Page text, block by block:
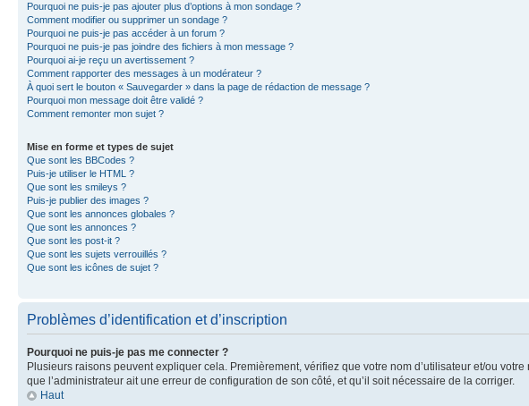
Pourquoi ne puis-je pas ajouter plus d’options à mon sondage ?
Comment modifier ou supprimer un sondage ?
Pourquoi ne puis-je pas accéder à un forum ?
Pourquoi ne puis-je pas joindre des fichiers à mon message ?
Pourquoi ai-je reçu un avertissement ?
Comment rapporter des messages à un modérateur ?
À quoi sert le bouton « Sauvegarder » dans la page de rédaction de message ?
Pourquoi mon message doit être validé ?
Comment remonter mon sujet ?
Mise en forme et types de sujet
Que sont les BBCodes ?
Puis-je utiliser le HTML ?
Que sont les smileys ?
Puis-je publier des images ?
Que sont les annonces globales ?
Que sont les annonces ?
Que sont les post-it ?
Que sont les sujets verrouillés ?
Que sont les icônes de sujet ?
Problèmes d’identification et d’inscription
Pourquoi ne puis-je pas me connecter ?
Plusieurs raisons peuvent expliquer cela. Premièrement, vérifiez que votre nom d’utilisateur et/ou
que l’administrateur ait une erreur de configuration de son côté, et qu’il soit nécessaire de la corriger.
Haut